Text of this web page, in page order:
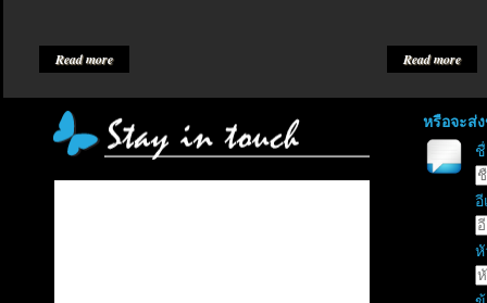
Read more Read more
หรือจะส่
อี
หั